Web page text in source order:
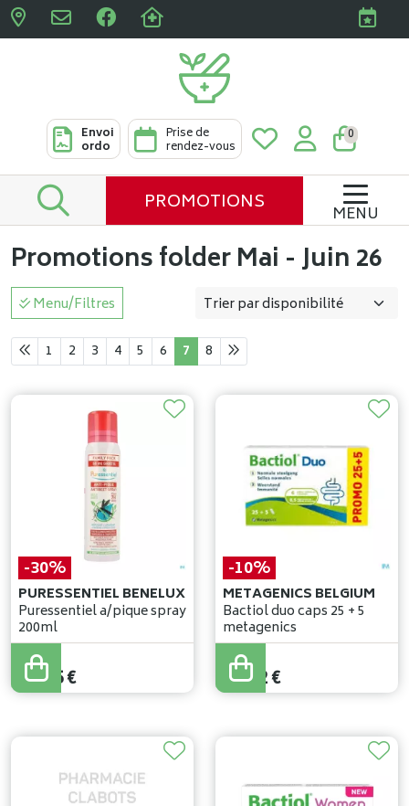
Pharmacies Clabots &
Envoi
ordo
Prise de
rendez-vous
0
PROMOTIONS MENU
Promotions folder Mai - Juin 26
Menu/Filtres
1 2 3 4 5 6 7 8
-30%
PURESSENTIEL BENELUX
Puressentiel a/pique spray
200ml
32,50
22,75€
-10%
METAGENICS BELGIUM
Bactiol duo caps 25 + 5
metagenics
25,80
23,22€